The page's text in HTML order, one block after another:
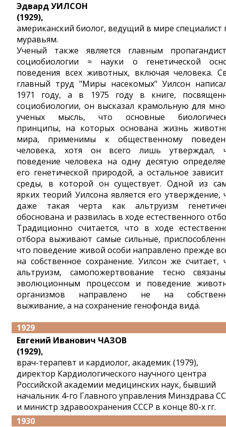
Эдвард УИЛСОН
(1929),
американский биолог, ведущий в мире специалист
муравьям.
Ученый также является главным
социобиологии ≈ науки о генетической
поведения всех животных, включая человека.
главный труд "Миры насекомых" Уилсон
1971 году, а в 1975 году в книге,
социобиологии, он высказал крамольную для
ученых мысль, что основные
принципы, на которых основана жизнь
мира, применимы к общественному
человека, хотя он всего лишь утверждал,
поведение человека на одну десятую
его генетической природой, а остальное
среды, в которой он существует. Одной из
ярких теорий Уилсона является его утверждение,
даже такая черта как альтруизм
обоснована и развилась в ходе естественного
Традиционно считается, что в ходе
отбора выживают самые сильные,
что поведение живой особи направлено прежде
на собственное сохранение. Уилсон же считает,
альтруизм, самопожертвование тесно
эволюционным процессом и поведение
организмов направлено не на
выживание, а на сохранение генофонда вида.
1929
Евгений Иванович ЧАЗОВ
(1929),
врач-терапевт и кардиолог, академик (1979),
директор Кардиологического научного центра
Российской академии медицинских наук, бывший
начальник 4-го Главного управления Минздрава
и министр здравоохранения СССР в конце 80-х гг.
1930